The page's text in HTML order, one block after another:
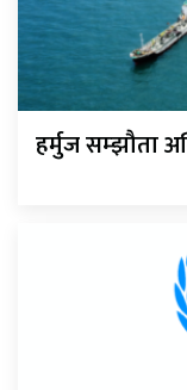
हर्मुज सम्झौता